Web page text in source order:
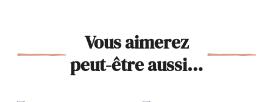
Vous aimerez
peut-être aussi…